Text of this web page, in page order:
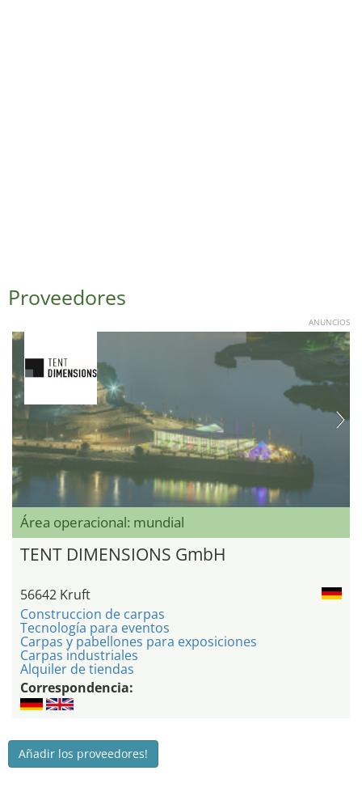
Proveedores
ANUNCIOS
Área operacional: mundial
TENT DIMENSIONS GmbH
56642 Kruft
Construccion de carpas
Tecnología para eventos
Carpas y pabellones para exposiciones
Carpas industriales
Alquiler de tiendas
Correspondencia:
Añadir los proveedores!